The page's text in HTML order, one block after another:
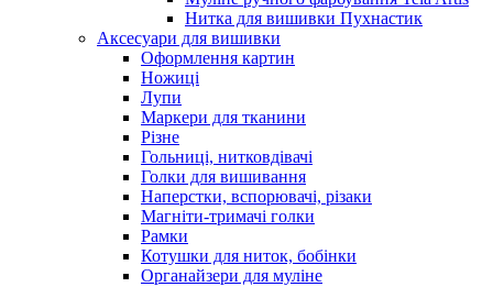
Нитка для вишивки Пухнастик
Аксесуари для вишивки
Оформлення картин
Ножиці
Лупи
Маркери для тканини
Різне
Гольниці, нитковдівачі
Голки для вишивання
Наперстки, вспорювачі, різаки
Магніти-тримачі голки
Рамки
Котушки для ниток, бобінки
Органайзери для муліне